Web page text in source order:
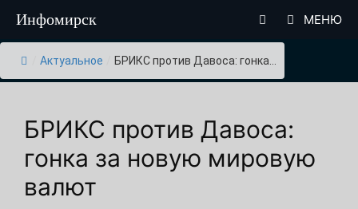
содержимому
Инфомирск МЕНЮ
Актуальное БРИКС против Давоса: гонка...
БРИКС против Давоса:
гонка за новую мировую
валют